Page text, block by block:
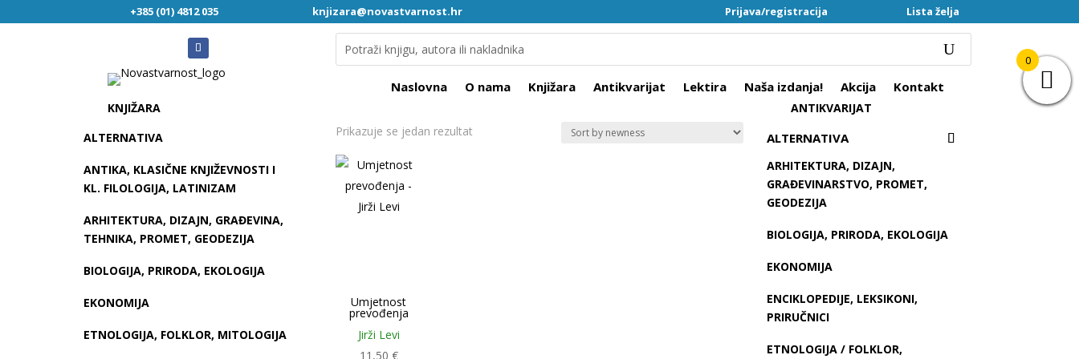
+385 (01) 4812 035 knjizara@novastvarnost.hr Prijava/registracija Lista želja
Naslovna O nama Knjižara Antikvarijat Lektira Naša izdanja! Akcija Kontakt
KNJIŽARA
ALTERNATIVA
ANTIKA, KLASIČNE KNJIŽEVNOSTI I
KL. FILOLOGIJA, LATINIZAM
ARHITEKTURA, DIZAJN, GRAĐEVINA,
TEHNIKA, PROMET, GEODEZIJA
BIOLOGIJA, PRIRODA, EKOLOGIJA
EKONOMIJA
ETNOLOGIJA, FOLKLOR, MITOLOGIJA
Prikazuje se jedan rezultat
Umjetnost
prevođenja
Jirži Levi
11,50 €
ANTIKVARIJAT
ALTERNATIVA
ARHITEKTURA, DIZAJN,
GRAĐEVINARSTVO, PROMET,
GEODEZIJA
BIOLOGIJA, PRIRODA, EKOLOGIJA
EKONOMIJA
ENCIKLOPEDIJE, LEKSIKONI,
PRIRUČNICI
ETNOLOGIJA / FOLKLOR,
0